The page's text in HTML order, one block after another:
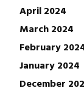
April 2024
March 2024
February
January 2024
December